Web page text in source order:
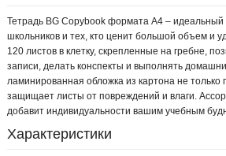
Тетрадь BG Copybook формата А4 – идеальный
школьников и тех, кто ценит большой объем и
120 листов в клетку, скрепленные на гребне,
записи, делать конспекты и выполнять
ламинированная обложка из картона не только
защищает листы от повреждений и влаги.
добавит индивидуальности вашим учебным
Характеристики